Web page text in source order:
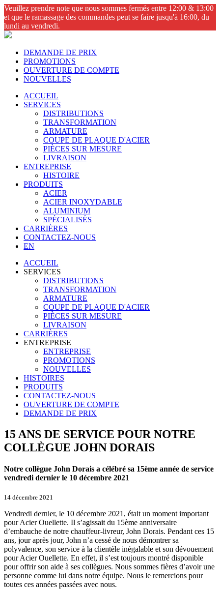
Veuillez prendre note que nous sommes fermés entre 12:00 & 13:00
et que le ramassage des commandes peut se faire jusqu'à 16:00, du
lundi au vendredi.
DEMANDE DE PRIX
PROMOTIONS
OUVERTURE DE COMPTE
NOUVELLES
ACCUEIL
SERVICES
DISTRIBUTIONS
TRANSFORMATION
ARMATURE
COUPE DE PLAQUE D'ACIER
PIÈCES SUR MESURE
LIVRAISON
ENTREPRISE
HISTOIRE
PRODUITS
ACIER
ACIER INOXYDABLE
ALUMINIUM
SPÉCIALISÉS
CARRIÈRES
CONTACTEZ-NOUS
EN
ACCUEIL
SERVICES
DISTRIBUTIONS
TRANSFORMATION
ARMATURE
COUPE DE PLAQUE D'ACIER
PIÈCES SUR MESURE
LIVRAISON
CARRIÈRES
ENTREPRISE
ENTREPRISE
PROMOTIONS
NOUVELLES
HISTOIRES
PRODUITS
CONTACTEZ-NOUS
OUVERTURE DE COMPTE
DEMANDE DE PRIX
15 ANS DE SERVICE POUR NOTRE
COLLÈGUE JOHN DORAIS
Notre collègue John Dorais a célébré sa 15ème année de service
vendredi dernier le 10 décembre 2021
14 décembre 2021
Vendredi dernier, le 10 décembre 2021, était un moment important
pour Acier Ouellette. Il s’agissait du 15ème anniversaire
d’embauche de notre chauffeur-livreur, John Dorais. Pendant ces 15
ans, jour après jour, John n’a cessé de nous démontrer sa
polyvalence, son service à la clientèle inégalable et son dévouement
pour Acier Ouellette. En effet, il s’est toujours montré disponible
pour offrir son aide à ses collègues. Nous sommes fières d’avoir une
personne comme lui dans notre équipe. Nous le remercions pour
toutes ces années passées avec nous.